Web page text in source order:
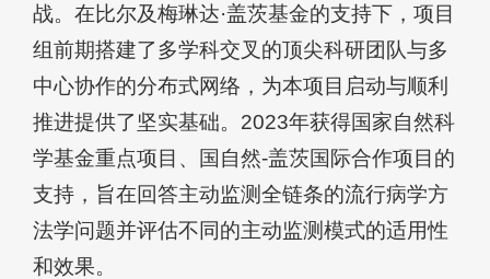
战。在比尔及梅琳达·盖茨基金的支持下，项目
组前期搭建了多学科交叉的顶尖科研团队与多
中心协作的分布式网络，为本项目启动与顺利
推进提供了坚实基础。2023年获得国家自然科
学基金重点项目、国自然-盖茨国际合作项目的
支持，旨在回答主动监测全链条的流行病学方
法学问题并评估不同的主动监测模式的适用性
和效果。